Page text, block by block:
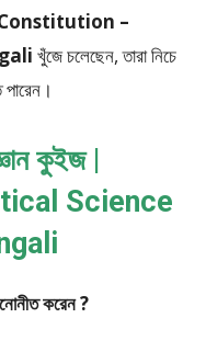
– Constitution –
খুঁজে চলেছেন, তারা নিচে
কুইজ |
Science
করেন ?